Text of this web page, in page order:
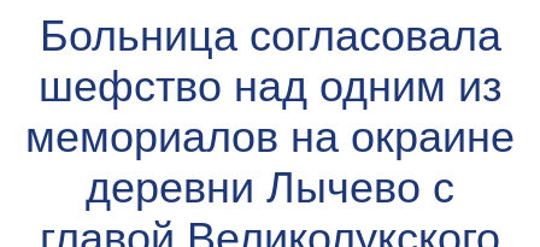
Больница согласовала
шефство над одним из
мемориалов на окраине
деревни Лычево с
главой Великолукского